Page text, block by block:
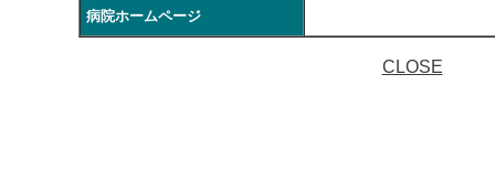
病院ホームページ
CLOSE